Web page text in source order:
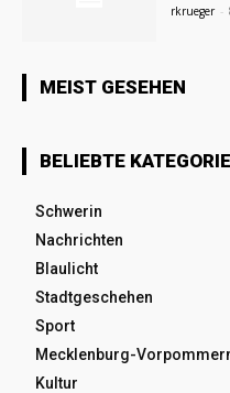
rkrueger -
MEIST GESEHEN
BELIEBTE
Schwerin
Nachrichten
Blaulicht
Stadtgeschehen
Sport
Mecklenburg-
Kultur